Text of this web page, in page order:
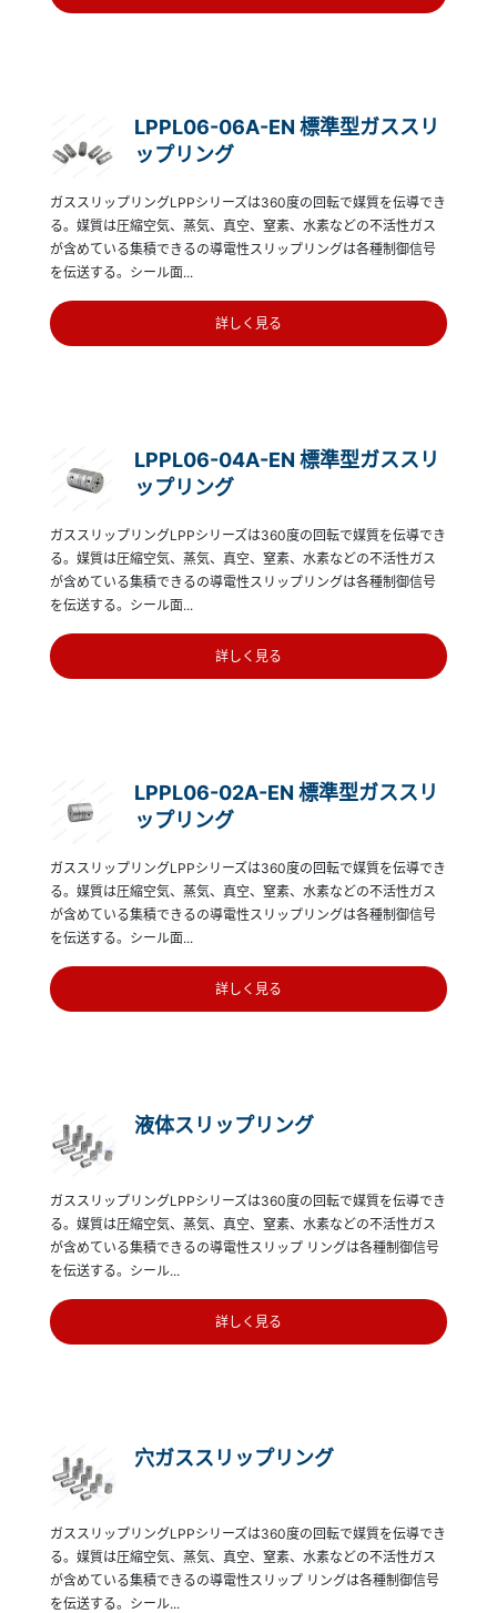
LPPL06-06A-EN 標準型ガススリ
ップリング
ガススリップリングLPPシリーズは360度の回転で媒質を伝導でき
る。媒質は圧縮空気、蒸気、真空、窒素、水素などの不活性ガス
が含めている集積できるの導電性スリップリングは各種制御信号
を伝送する。シール面...
詳しく見る
LPPL06-04A-EN 標準型ガススリ
ップリング
ガススリップリングLPPシリーズは360度の回転で媒質を伝導でき
る。媒質は圧縮空気、蒸気、真空、窒素、水素などの不活性ガス
が含めている集積できるの導電性スリップリングは各種制御信号
を伝送する。シール面...
詳しく見る
LPPL06-02A-EN 標準型ガススリ
ップリング
ガススリップリングLPPシリーズは360度の回転で媒質を伝導でき
る。媒質は圧縮空気、蒸気、真空、窒素、水素などの不活性ガス
が含めている集積できるの導電性スリップリングは各種制御信号
を伝送する。シール面...
詳しく見る
液体スリップリング
ガススリップリングLPPシリーズは360度の回転で媒質を伝導でき
る。媒質は圧縮空気、蒸気、真空、窒素、水素などの不活性ガス
が含めている集積できるの導電性スリップ リングは各種制御信号
を伝送する。シール...
詳しく見る
穴ガススリップリング
ガススリップリングLPPシリーズは360度の回転で媒質を伝導でき
る。媒質は圧縮空気、蒸気、真空、窒素、水素などの不活性ガス
が含めている集積できるの導電性スリップ リングは各種制御信号
を伝送する。シール...